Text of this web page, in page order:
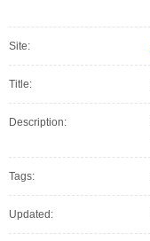
Site:
Title:
Description:
Tags:
Updated: